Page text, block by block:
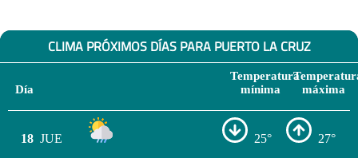
CLIMA PRÓXIMOS DÍAS PARA PUERTO LA CRUZ
Día
Temperatura
mínima
máxima
18 JUE 25° 27°